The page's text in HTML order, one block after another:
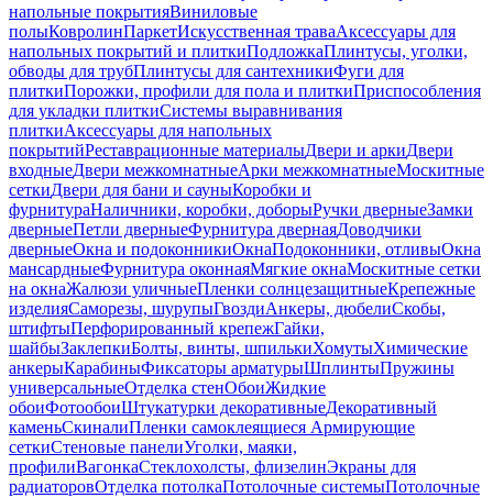
напольные покрытияВиниловые
полыКовролинПаркетИскусственная траваАксессуары для
напольных покрытий и плиткиПодложкаПлинтусы, уголки,
обводы для трубПлинтусы для сантехникиФуги для
плиткиПорожки, профили для пола и плиткиПриспособления
для укладки плиткиСистемы выравнивания
плиткиАксессуары для напольных
покрытийРеставрационные материалыДвери и аркиДвери
входныеДвери межкомнатныеАрки межкомнатныеМоскитные
сеткиДвери для бани и сауныКоробки и
фурнитураНаличники, коробки, доборыРучки дверныеЗамки
дверныеПетли дверныеФурнитура двернаяДоводчики
дверныеОкна и подоконникиОкнаПодоконники, отливыОкна
мансардныеФурнитура оконнаяМягкие окнаМоскитные сетки
на окнаЖалюзи уличныеПленки солнцезащитныеКрепежные
изделияСаморезы, шурупыГвоздиАнкеры, дюбелиСкобы,
штифтыПерфорированный крепежГайки,
шайбыЗаклепкиБолты, винты, шпилькиХомутыХимические
анкерыКарабиныФиксаторы арматурыШплинтыПружины
универсальныеОтделка стенОбоиЖидкие
обоиФотообоиШтукатурки декоративныеДекоративный
каменьСкиналиПленки самоклеящиеся Армирующие
сеткиСтеновые панелиУголки, маяки,
профилиВагонкаСтеклохолсты, флизелинЭкраны для
радиаторовОтделка потолкаПотолочные системыПотолочные